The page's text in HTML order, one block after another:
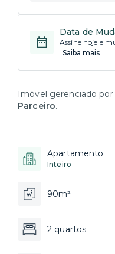
Data de
Assine hoje e
Saiba mais
Imóvel gerenciado por
Parceiro.
Apartamento
Inteiro
90m²
2 quartos